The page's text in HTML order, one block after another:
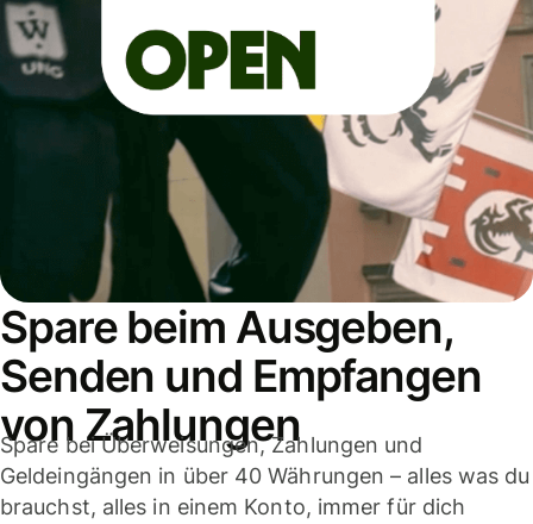
Spare beim Ausgeben,
Senden und Empfangen
von Zahlungen
Spare bei Überweisungen, Zahlungen und
Geldeingängen in über 40 Währungen – alles was du
brauchst, alles in einem Konto, immer für dich